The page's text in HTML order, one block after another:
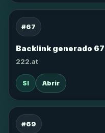
#67
Backlink generado 67
222.at
SI Abrir
#69